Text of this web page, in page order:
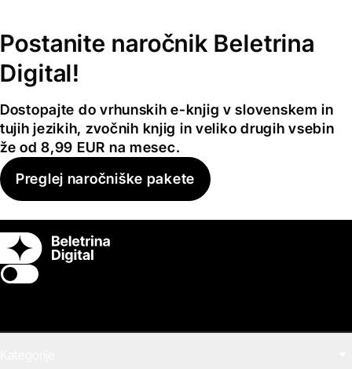
Postanite naročnik Beletrina
Digital!
Dostopajte do vrhunskih e-knjig v slovenskem in
tujih jezikih, zvočnih knjig in veliko drugih vsebin
že od 8,99 EUR na mesec.
Preglej naročniške pakete
Switch theme